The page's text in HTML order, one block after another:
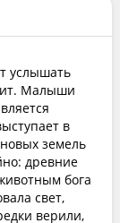
услышать
Малыши
в
земель
древние
бога
свет,
верили,